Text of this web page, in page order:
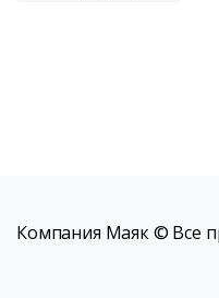
Компания Маяк © Все